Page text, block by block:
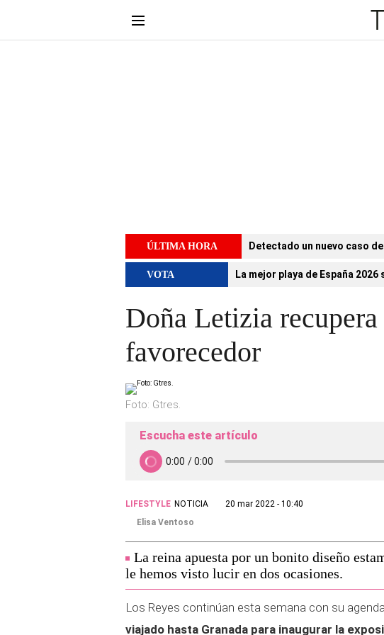
ÚLTIMA HORA Detectado un nuevo caso
VOTA La mejor playa de España
Doña Letizia
favorecedor
Foto: Gtres.
Escucha este artículo
LIFESTYLE NOTICIA
20 mar 2022 - 10:40
Elisa Ventoso
La reina apuesta por un bonito diseño
le hemos visto lucir en dos ocasiones.
Los Reyes continúan esta semana con su
viajado hasta Granada para inaugurar la